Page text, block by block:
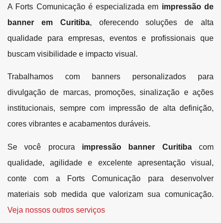
A Forts Comunicação é especializada em impressão de
banner em Curitiba, oferecendo soluções de alta
qualidade para empresas, eventos e profissionais que
buscam visibilidade e impacto visual.
Trabalhamos com banners personalizados para
divulgação de marcas, promoções, sinalização e ações
institucionais, sempre com impressão de alta definição,
cores vibrantes e acabamentos duráveis.
Se você procura impressão banner Curitibacom
qualidade, agilidade e excelente apresentação visual,
conte com a Forts Comunicação para desenvolver
materiais sob medida que valorizam sua comunicação.
Veja nossos outros serviços